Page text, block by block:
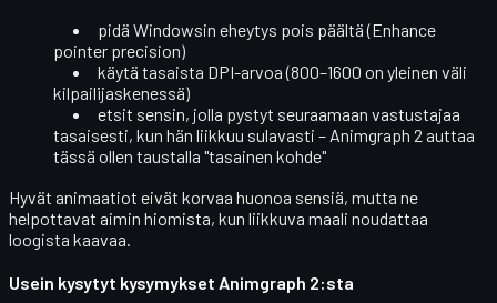
pidä Windowsin eheytys pois päältä (Enhance
pointer precision)
käytä tasaista DPI-arvoa(800–1600 on yleinen väli
kilpailijaskenessä)
etsit sensin, jolla pystyt seuraamaan vastustajaa
tasaisesti, kun hän liikkuu sulavasti – Animgraph 2 auttaa
tässä ollen taustalla "tasainen kohde"
Hyvät animaatiot eivät korvaa huonoa sensiä, mutta ne
helpottavat aimin hiomista, kun liikkuva maali noudattaa
loogista kaavaa.
Usein kysytyt kysymykset Animgraph 2:sta